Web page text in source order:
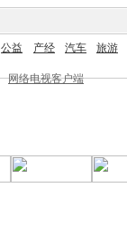
公益 产经 汽车 旅游
网络电视客户端